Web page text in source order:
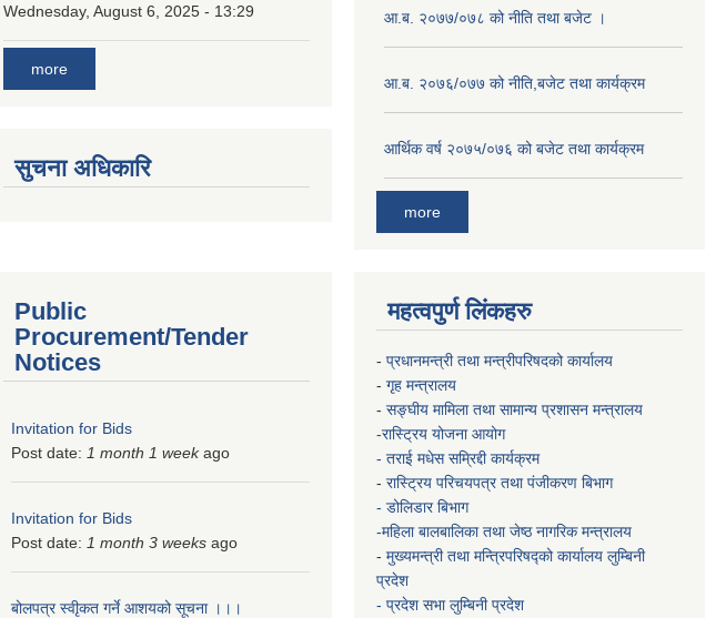
Wednesday, August 6, 2025 - 13:29
more
सुचना अधिकारि
आ.ब. २०७७/०७८ को नीति तथा बजेट ।
आ.ब. २०७६/०७७ को नीति,बजेट तथा कार्यक्रम
आर्थिक वर्ष २०७५/०७६ को बजेट तथा कार्यक्रम
more
Public
Procurement/Tender
Notices
Invitation for Bids
Post date: 1 month 1 weekago
Invitation for Bids
Post date: 1 month 3 weeks ago
बोलपत्र स्वीृकत गर्ने आशयको सूचना ।।।
महत्वपुर्ण लिंकहरु
- प्रधानमन्त्री तथा मन्त्रीपरिषदको कार्यालय
- गृह मन्त्रालय
- सङ्घीय मामिला तथा सामान्य प्रशासन मन्त्रालय
-रास्ट्रिय योजना आयोग
- तराई मधेस सम्रिद्दी कार्यक्रम
- रास्ट्रिय परिचयपत्र तथा पंजीकरण बिभाग
- डोलिडार बिभाग
-महिला बालबालिका तथा जेष्ठ नागरिक मन्त्रालय
- मुख्यमन्त्री तथा मन्त्रिपरिषद्को कार्यालय लुम्बिनी
प्रदेश
- प्रदेश सभा लुम्बिनी प्रदेश